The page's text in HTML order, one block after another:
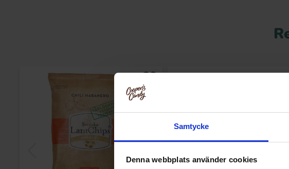
Samtycke
Denna webbplats använder cookies